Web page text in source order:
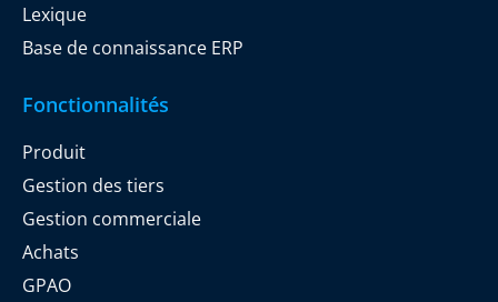
Lexique
Base de connaissance ERP
Fonctionnalités
Produit
Gestion des tiers
Gestion commerciale
Achats
GPAO